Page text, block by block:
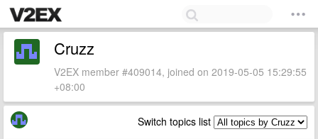
Cruzz
V2EX member #409014, joined on 2019-05-05 15:29:55
+08:00
Switch topics list